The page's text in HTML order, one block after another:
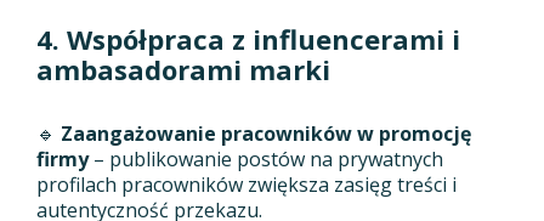
4. Współpraca z influencerami i
ambasadorami marki
🔹 Zaangażowanie pracowników w promocję
firmy– publikowanie postów na prywatnych
profilach pracowników zwiększa zasięg treści i
autentyczność przekazu.